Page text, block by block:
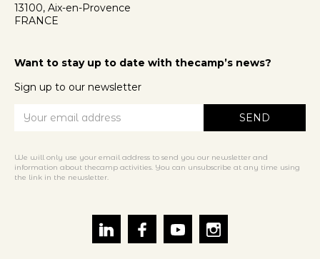
Want to stay up to date with thecamp’s news?
Sign up to our newsletter
We will only use your email address to send you our newsletter and
information about thecamp activities. You can unsubscribe at any time using
the link in the newsletter.
13100, Aix-en-Provence
FRANCE